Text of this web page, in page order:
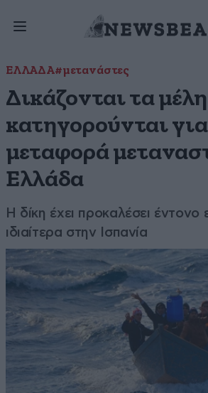
ΕΛΛΑΔΑ#μετανάστες
Δικάζονται τα
κατηγορούνται για
μεταφορά
Ελλάδα
Η δίκη έχει προκαλέσει έντονο
ιδιαίτερα στην Ισπανία